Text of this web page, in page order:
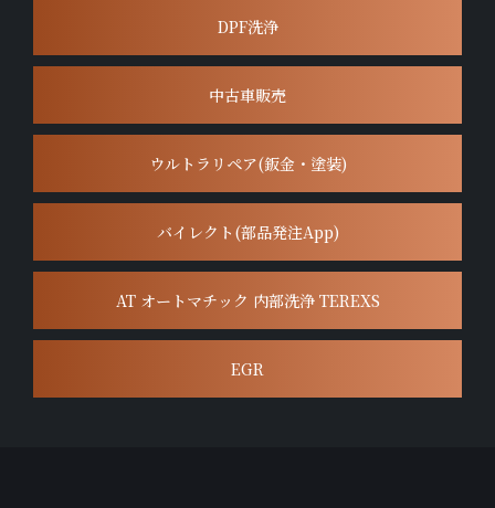
DPF洗浄
中古車販売
ウルトラリペア(鈑金・塗装)
バイレクト(部品発注App)
AT オートマチック 内部洗浄 TEREXS
EGR